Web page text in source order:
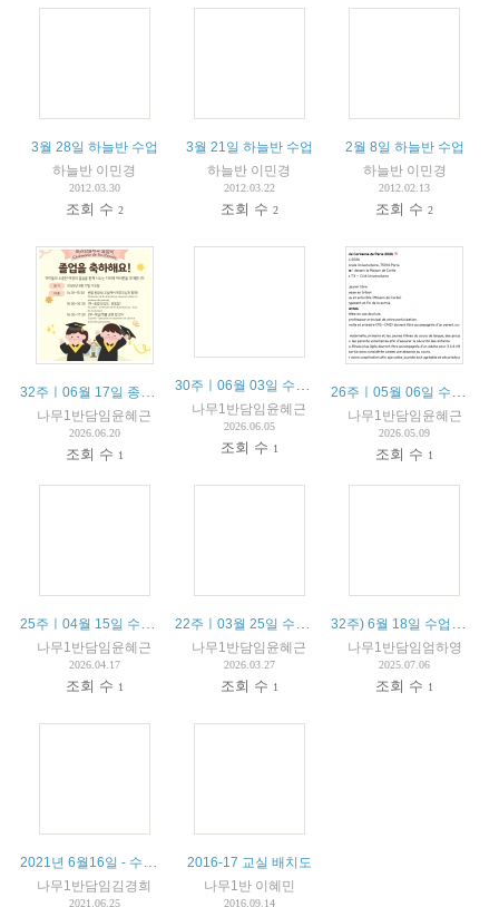
3월 28일 하늘반 수업
하늘반 이민경
2012.03.30
조회 수 2
3월 21일 하늘반 수업
하늘반 이민경
2012.03.22
조회 수 2
2월 8일 하늘반 수업
하늘반 이민경
2012.02.13
조회 수2
나무1반담임윤혜근
2026.06.20
조회 수 1
나무1반담임윤혜근
2026.06.05
조회 수 1
나무1반담임윤혜근
2026.05.09
조회 수 1
나무1반담임윤혜근
2026.04.17
조회 수 1
나무1반담임윤혜근
2026.03.27
조회 수 1
나무1반담임엄하영
2025.07.06
조회 수 1
나무1반담임김경희
2021.06.25
2016-17 교실 배치도
나무1반 이혜민
2016.09.14